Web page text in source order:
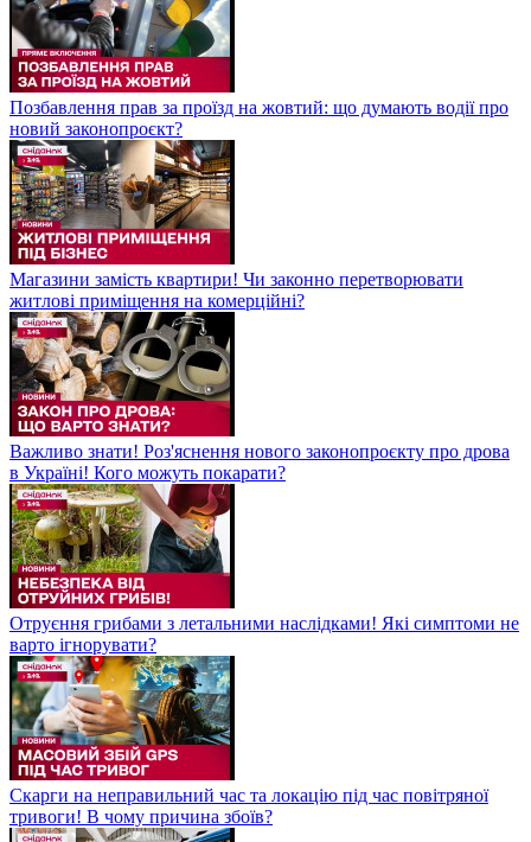
Позбавлення прав за проїзд на жовтий: що думають водії про
новий законопроєкт?
Магазини замість квартири! Чи законно перетворювати
житлові приміщення на комерційні?
Важливо знати! Роз'яснення нового законопроєкту про дрова
в Україні! Кого можуть покарати?
Отруєння грибами з летальними наслідками! Які симптоми не
варто ігнорувати?
Скарги на неправильний час та локацію під час повітряної
тривоги! В чому причина збоїв?